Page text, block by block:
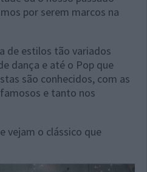
por serem marcos na
de estilos tão variados
dança e até o Pop que
são conhecidos, com as
e tanto nos
vejam o clássico que